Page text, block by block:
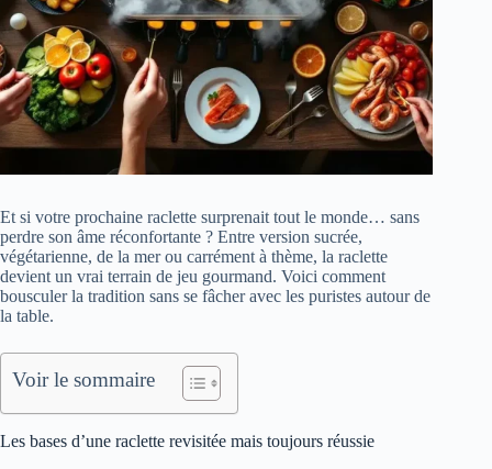
Et si votre prochaine raclette surprenait tout le monde… sans
perdre son âme réconfortante ? Entre version sucrée,
végétarienne, de la mer ou carrément à thème, la raclette
devient un vrai terrain de jeu gourmand. Voici comment
bousculer la tradition sans se fâcher avec les puristes autour de
la table.
Voir le sommaire
Les bases d’une raclette revisitée mais toujours réussie